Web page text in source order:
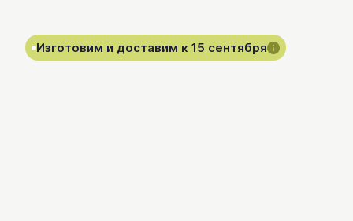
Изготовим и доставим к 15 сентября